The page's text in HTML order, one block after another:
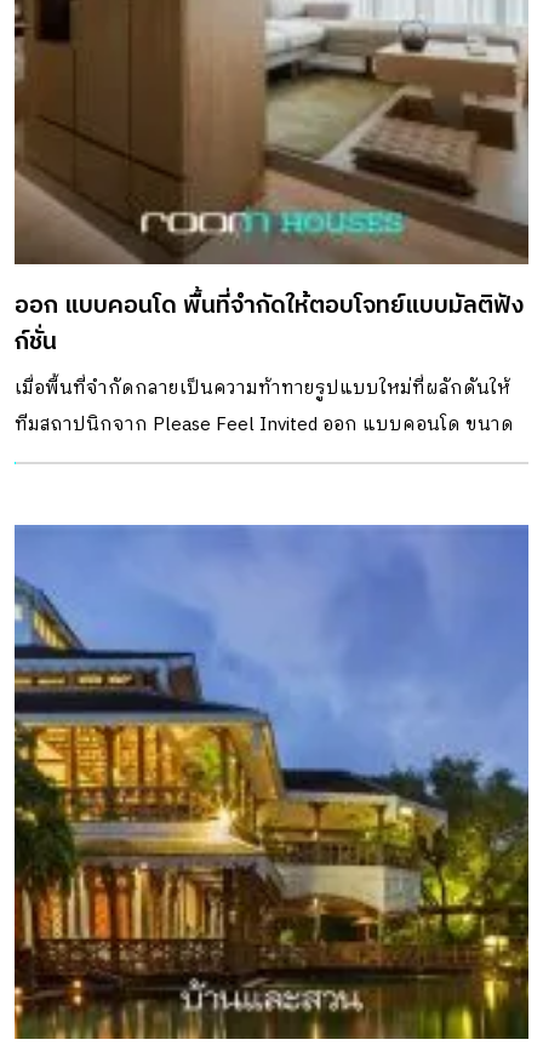
ชีวิตชีวาอีกครั้ง โดยยังคงโครงสร้างและสภาพเดิมของตึกแถว
ไว้บางส่วนเพื่อบอกที่มาที่ไปของสถานที่ ภายใต้บทบาทใหม่
เปลี่ยนที่นี่ให้เป็นโอเอซิสล้อมรอบด้วยต้นไม้ และความ
เคลื่อนไหวอันมีสีสันไปกับงานศิลปะ วัฒนธรรม และไลฟต์สไตล์
สุดสร้างสรรค์ ซึ่งมีทั้งพื้นที่คาเฟ่ โรงละคร ร้านแผ่นเสียง ร้าน
อาหารอิตาลี ร้านฟิชแอนด์ชิปส์ ฯลฯ เพื่อให้ทุกคนลืมความ
วุ่นวายภายนอก ชักชวนทั้งคนในชุมชนและนอกชุมชนให้ได้มา
ใช้พื้นที่พักผ่อนร่วมกันอย่างเป็นมิตร ขณะที่ชั้นบน 2 และ3
ของตึกแถวทั้งสองฝั่ง ได้รับการแบ่งพื้นที่เพื่อเปิดเป็นบูทีคโฮ
เทลจำนวน 19 ห้อง […]
ออก แบบคอนโด พื้นที่จำกัดให้ตอบโจทย์แบบมัลติฟัง
ก์ชั่น
เมื่อพื้นที่จำกัดกลายเป็นความท้าทายรูปแบบใหม่ที่ผลักดันให้
ทีมสถาปนิกจาก Please Feel Invited ออก แบบคอนโด ขนาด
37 ตารางเมตร แห่งนี้ให้กลายเป็นพื้นที่ใช้ชีวิตแบบ ‘Super
จำกัดของการใช้งานอีกต่อไป จุดเริ่มต้นของการออก แบบคอน
โด เริ่มจากที่ คุณสุทิวัส ยานะวิบุตร และน้องสาวได้ตัดสินใจซื้อ
ห้องรูปแบบดูเพล็กซ์ (duplex) ในโครงการ Knightsbridge
Prime Sathorn เพื่อใช้เป็นที่พักหลักใจกลางเมืองหลังจากการ
ทำงาน ดังนั้น ที่นี่จึงต้องตอบโจทย์ความต้องการต่าง ๆ ได้
อย่างครบถ้วน รวมถึงต้องมีบรรยากาศที่ดูอบอุ่น ผ่อนคลาย
เน้นความเรียบง่าย และดูแลรักษาได้สะดวก เจ้าของห้องเปิด
โอกาสให้ทางสถาปนิกออกแบบได้อย่างเต็มที่โดยไม่ปิดกั้นไอ
เดีย เพื่อต้องการให้เกิดการตกแต่งรูปแบบใหม่สำหรับคอนโด
อีกทั้งยังตั้งใจให้ผู้ที่สนใจสามารถนำแบบไปปรับใช้ได้ตาม
ความเหมาะสม จากโจทย์สำคัญที่ต้องการให้พื้นที่ทุกตารางนิ้ว
สามารถใช้งานได้ สถาปนิกจึงออกแบบให้ตู้เก็บของแบบมัลติ
ฟังก์ชั่น ทำหน้าที่คล้ายผนังซึ่งเคลื่อนย้ายได้ เป็นหัวใจสำคัญ ใน
การสร้างสเปซรูปแบบต่าง ๆ ทั้งเปิดโล่ง ปิดทึบ นอกจากนี้ ตู้
ยังรับหน้าที่เป็นชั้นเก็บของ โต๊ะรับประทานอาหาร ที่รีดผ้า ฯลฯ